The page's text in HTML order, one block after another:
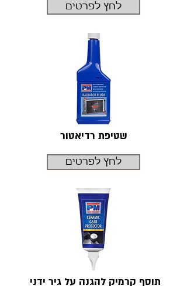
לחץ לפרטים
שטיפת רדיאטור
לחץ לפרטים
תוסף קרמיק להגנה על גיר ידני